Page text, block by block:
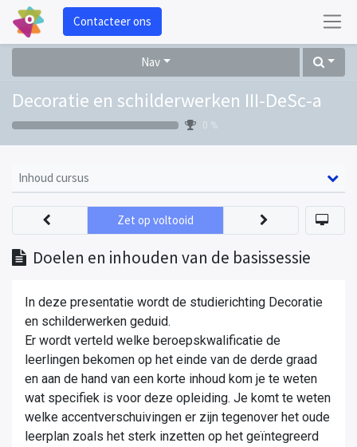
Contacteer ons
Nav
Decoratie en schilderwerken III-DeSc-a
0 %
Inhoud cursus
Doelen en inhouden van de basissessie
Zet op voltooid
In deze presentatie wordt de studierichting Decoratie
en schilderwerken geduid.
Er wordt verteld welke beroepskwalificatie de
leerlingen bekomen op het einde van de derde graad
en aan de hand van een korte inhoud kom je te weten
wat specifiek is voor deze opleiding. Je komt te weten
welke accentverschuivingen er zijn tegenover het oude
leerplan zoals het sterk inzetten op het geïntegreerd